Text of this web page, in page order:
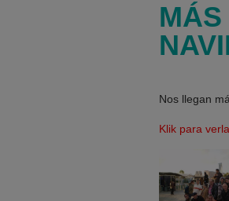
Nos llegan
Klik para